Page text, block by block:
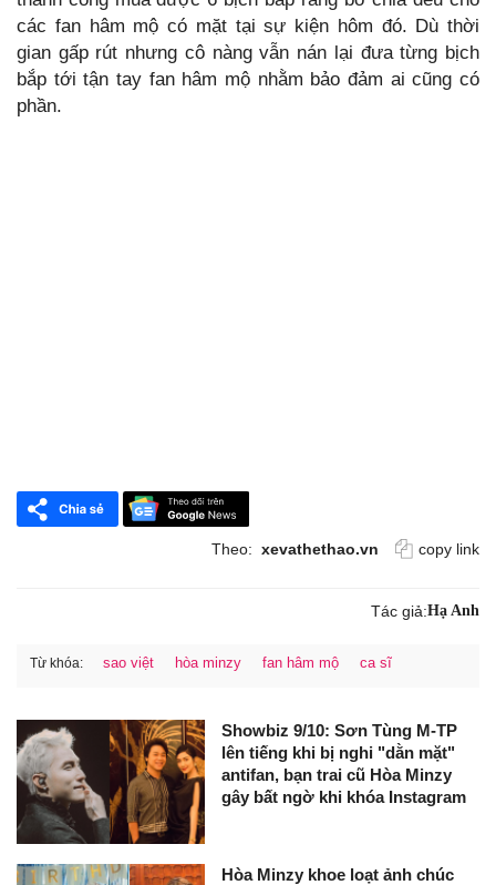
các fan hâm mộ có mặt tại sự kiện hôm đó. Dù thời
gian gấp rút nhưng cô nàng vẫn nán lại đưa từng bịch
bắp tới tận tay fan hâm mộ nhằm bảo đảm ai cũng có
phần.
Theo: xevathethao.vn copy link
Tác giả:Hạ Anh
Từ khóa: sao việt hòa minzy fan hâm mộ ca sĩ
Showbiz 9/10: Sơn Tùng M-TP
lên tiếng khi bị nghi "dằn mặt"
antifan, bạn trai cũ Hòa Minzy
gây bất ngờ khi khóa Instagram
Hòa Minzy khoe loạt ảnh chúc